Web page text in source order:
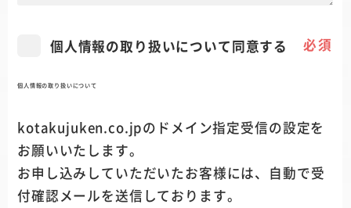
必須
個人情報の取り扱いについて同意する
個人情報の取り扱いについて
kotakujuken.co.jpのドメイン指定受信の設定を
お願いいたします。
お申し込みしていただいたお客様には、自動で受
付確認メールを送信しております。